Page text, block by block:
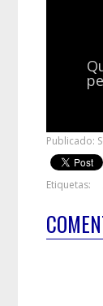
Publicado:
Etiquetas: